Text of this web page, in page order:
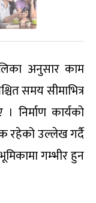
अनुसार काम
समय सीमाभित्र
निर्माण कार्यको
रहेको उल्लेख गर्दै
गम्भीर हुन